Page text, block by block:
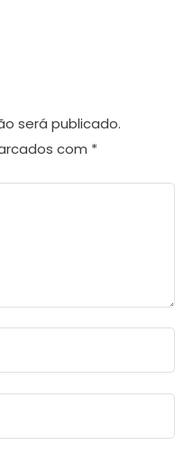
será publicado.
com *